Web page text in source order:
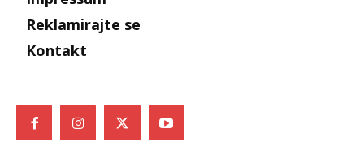
Reklamirajte se
Kontakt